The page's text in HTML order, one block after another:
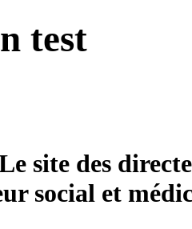
test
site des
social et